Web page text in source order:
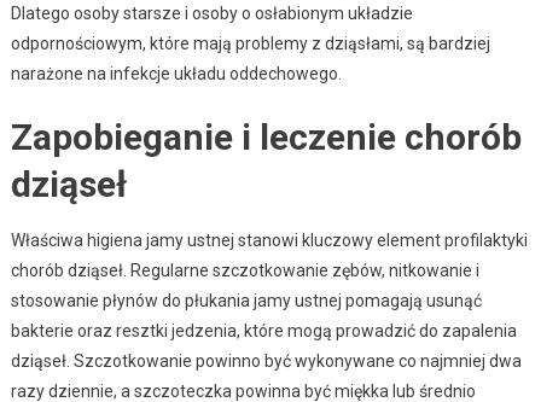
Dlatego osoby starsze i osoby o osłabionym układzie
odpornościowym, które mają problemy z dziąsłami, są bardziej
narażone na infekcje układu oddechowego.
Zapobieganie i leczenie chorób
dziąseł
Właściwa higiena jamy ustnej stanowi kluczowy element profilaktyki
chorób dziąseł. Regularne szczotkowanie zębów, nitkowanie i
stosowanie płynów do płukania jamy ustnej pomagają usunąć
bakterie oraz resztki jedzenia, które mogą prowadzić do zapalenia
dziąseł. Szczotkowanie powinno być wykonywane co najmniej dwa
razy dziennie, a szczoteczka powinna być miękka lub średnio